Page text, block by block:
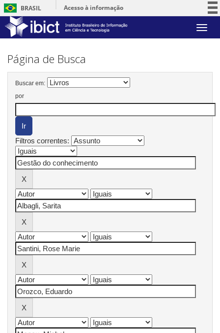
BRASIL
Acesso à informação
Serviços
Skip
Página de Busca
Buscar em:
por
Filtros correntes: